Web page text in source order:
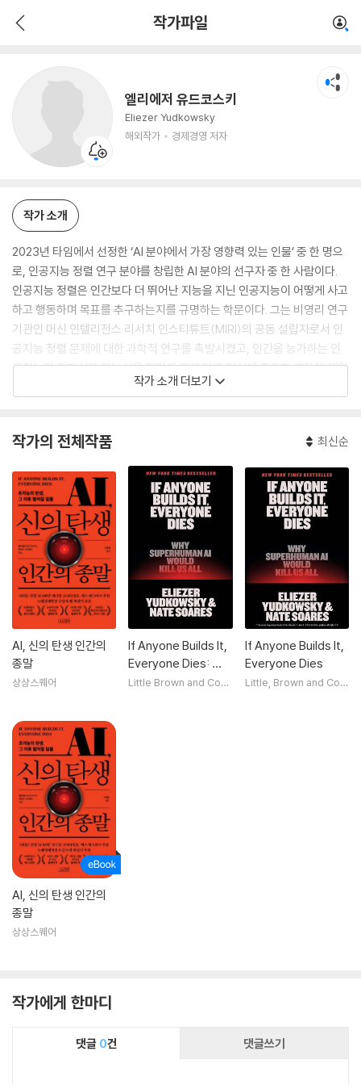
작가파일
엘리에저 유드코스키
Eliezer Yudkowsky
해외작가
경제경영 저자
경제경영 저자
작가 소개
2023년 타임에서 선정한 ‘AI 분야에서 가장 영향력 있는 인물’ 중 한 명으
로, 인공지능 정렬 연구 분야를 창립한 AI 분야의 선구자 중 한 사람이다.
인공지능 정렬은 인간보다 더 뛰어난 지능을 지닌 인공지능이 어떻게 사고
하고 행동하며 목표를 추구하는지를 규명하는 학문이다. 그는 비영리 연구
기관인 머신 인텔리전스 리서치 인스티튜트(MIRI)의 공동 설립자로서 인
공지능 정렬 문제에 대한 과학적 연구를 촉발시켰고, 인간을 능가하는 인
공지능의 위험성과 가능성을 둘러싼 공공 담론 형성에 중요한 역할을 해왔
다. 「뉴욕타임스」의 “현대 인공지능 운동의 여명을 이끈 12인의 인물” 특
인 무대에서 연설했으며, 그의 견해는 「뉴요커」, 「뉴스위크」, 「포브스」, 「와
이어드」, 「블룸버그」, 「애틀랜틱」, 「이코노미스트」 등 다양한 매체에서 다
루었다.
작가 소개 더보기
작가의 전체작품 최신순
AI, 신의 탄생 인간의
종말
상상스퀘어
If Anyone Builds It,
Everyone Dies: Wh
y Superhuman AI W
Little Brown and Com
If Anyone Builds It,
Everyone Dies
Little, Brown and Com
AI, 신의 탄생 인간의
종말
상상스퀘어
작가에게 한마디
댓글 0건 댓글쓰기